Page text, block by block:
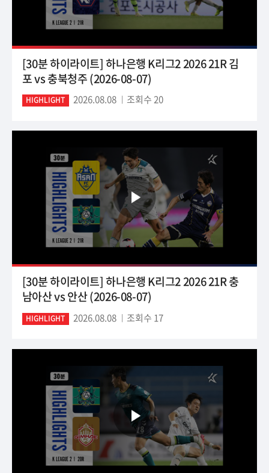
[30분 하이라이트] 하나은행 K리그2 2026 21R 김
포 vs 충북청주 (2026-08-07)
HIGHLIGHT 2026.08.08 조회수 20
[30분 하이라이트] 하나은행 K리그2 2026 21R 충
남아산 vs 안산 (2026-08-07)
HIGHLIGHT 2026.08.08 조회수 17